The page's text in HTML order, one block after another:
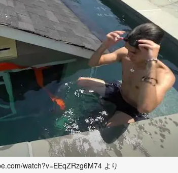
watch?v=EEqZRzg6M74 より